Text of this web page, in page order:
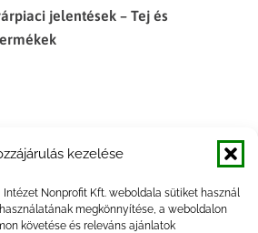
kezelése
Intézet Nonprofit Kft. weboldala sütiket használ
megkönnyítése, a weboldalon
követése és releváns ajánlatok
jelentések – Tej és